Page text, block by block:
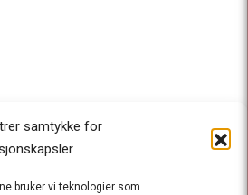
samtykke for
bruker vi teknologier som